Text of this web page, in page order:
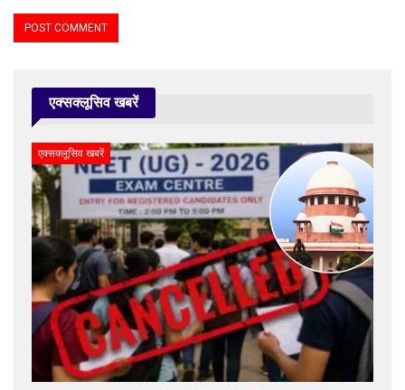
एक्सक्लूसिव खबरें
एक्सक्लूसिव खबरें